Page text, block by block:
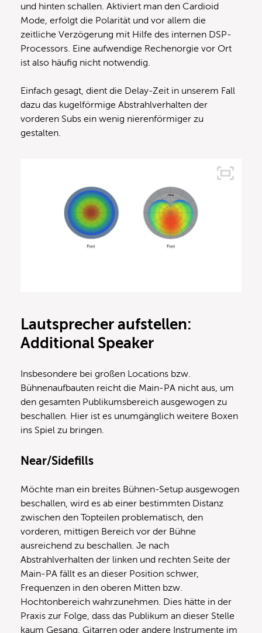
und hinten schallen. Aktiviert man den Cardioid
Mode, erfolgt die Polarität und vor allem die
zeitliche Verzögerung mit Hilfe des internen DSP-
Processors. Eine aufwendige Rechenorgie vor Ort
ist also häufig nicht notwendig.
Einfach gesagt, dient die Delay-Zeit in unserem Fall
dazu das kugelförmige Abstrahlverhalten der
vorderen Subs ein wenig nierenförmiger zu
gestalten.
Lautsprecher aufstellen:
Additional Speaker
Insbesondere bei großen Locations bzw.
Bühnenaufbauten reicht die Main-PA nicht aus, um
den gesamten Publikumsbereich ausgewogen zu
beschallen. Hier ist es unumgänglich weitere Boxen
ins Spiel zu bringen.
Near/Sidefills
Möchte man ein breites Bühnen-Setup ausgewogen
beschallen, wird es ab einer bestimmten Distanz
zwischen den Topteilen problematisch, den
vorderen, mittigen Bereich vor der Bühne
ausreichend zu beschallen. Je nach
Abstrahlverhalten der linken und rechten Seite der
Main-PA fällt es an dieser Position schwer,
Frequenzen in den oberen Mitten bzw.
Hochtonbereich wahrzunehmen. Dies hätte in der
Praxis zur Folge, dass das Publikum an dieser Stelle
kaum Gesang, Gitarren oder andere Instrumente im